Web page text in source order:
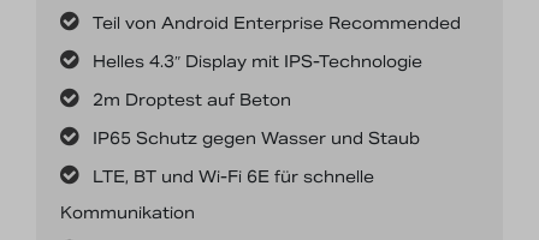
Teil von Android Enterprise Recommended
Helles 4.3″ Display mit IPS-Technologie
2m Droptest auf Beton
IP65 Schutz gegen Wasser und Staub
LTE, BT und Wi-Fi 6E für schnelle
Kommunikation